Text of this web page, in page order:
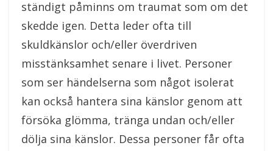
ständigt påminns om traumat som om det
skedde igen. Detta leder ofta till
skuldkänslor och/eller överdriven
misstänksamhet senare i livet. Personer
som ser händelserna som något isolerat
kan också hantera sina känslor genom att
försöka glömma, tränga undan och/eller
dölja sina känslor. Dessa personer får ofta